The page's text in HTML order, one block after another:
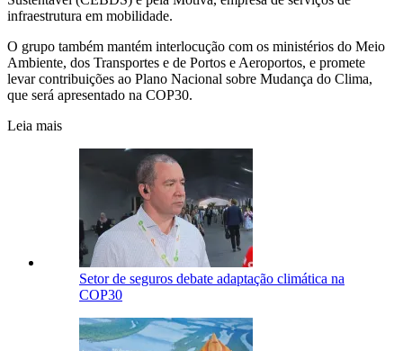
infraestrutura em mobilidade.
O grupo também mantém interlocução com os ministérios do Meio
Ambiente, dos Transportes e de Portos e Aeroportos, e promete
levar contribuições ao Plano Nacional sobre Mudança do Clima,
que será apresentado na COP30.
Leia mais
Setor de seguros debate adaptação climática na
COP30